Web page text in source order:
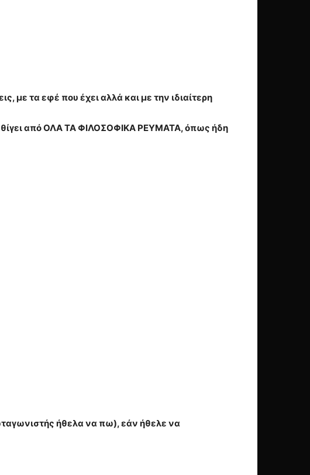
με τα εφέ που έχει αλλά και με την ιδιαίτερη
από ΟΛΑ ΤΑ ΦΙΛΟΣΟΦΙΚΑ ΡΕΥΜΑΤΑ, όπως ήδη
ήθελα να πω), εάν ήθελε να